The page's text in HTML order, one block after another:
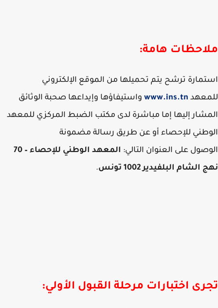
هامة:
ترشح يتم تحميلها من الموقع الإلكتروني
www.ins.tnواستيفاؤها وإيداعها صحبة الوثائق
إليها إما مباشرة لدى مكتب الضبط المركزي للمعهد
للإحصاء أو عن طريق رسالة مضمونة
على العنوان التالي:
المعهد الوطني للإحصاء – 70
البلفيدير 1002 تونس
.​​​​​​​
اختبارات مرحلة القبول الأولي: